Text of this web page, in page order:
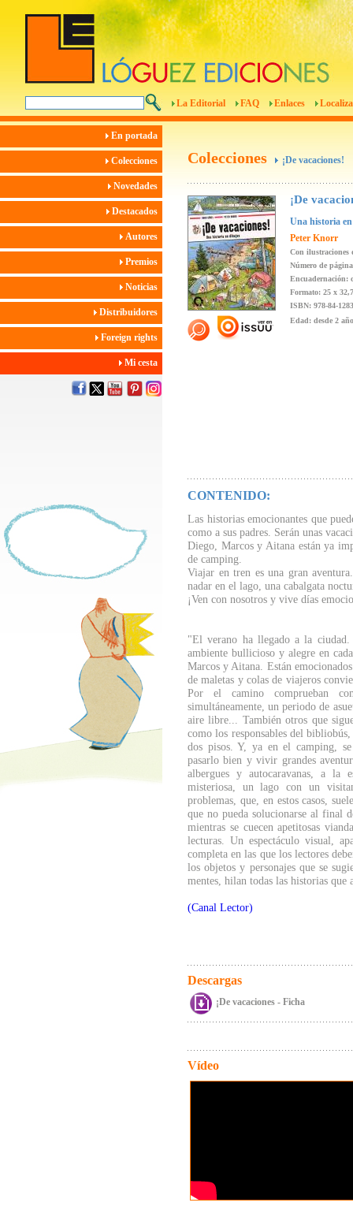
La Editorial FAQ Enlaces
En portada
Colecciones
Novedades
Destacados
Autores
Premios
Noticias
Distribuidores
Foreign rights
Mi cesta
Colecciones ¡De vacaciones!
¡De
Una historia
Peter Knorr
Con ilustraciones
Número de
Encuadernación:
Formato: 25 x
ISBN: 978-84-
Edad: desde 2
CONTENIDO:
Las historias emocionantes que
como a sus padres. Serán unas
Diego, Marcos y Aitana están ya
de camping.
Viajar en tren es una gran
nadar en el lago, una cabalgata
¡Ven con nosotros y vive días
"El verano ha llegado a la ciudad.
ambiente bullicioso y alegre en
Marcos y Aitana. Están
de maletas y colas de viajeros
Por el camino comprueban
simultáneamente, un periodo de
aire libre... También otros que
como los responsables del
dos pisos. Y, ya en el camping,
pasarlo bien y vivir grandes
albergues y autocaravanas, a la
misteriosa, un lago con un
problemas, que, en estos casos,
que no pueda solucionarse al final
mientras se cuecen apetitosas
lecturas. Un espectáculo visual,
completa en las que los lectores
los objetos y personajes que se
mentes, hilan todas las historias
(Canal Lector)
Descargas
¡De vacaciones - Ficha
Vídeo